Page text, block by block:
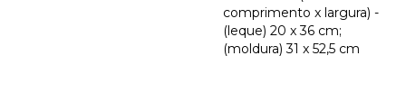
comprimento x largura) -
(leque) 20 x 36 cm;
(moldura) 31 x 52,5 cm